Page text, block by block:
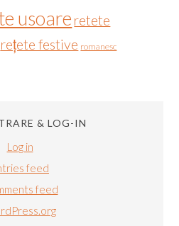
usoare retete
rețete festive romanesc
& LOG-IN
Log in
feed
feed